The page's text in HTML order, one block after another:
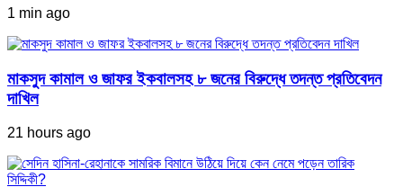
1 min ago
মাকসুদ কামাল ও জাফর ইকবালসহ ৮ জনের বিরুদ্ধে তদন্ত প্রতিবেদন
দাখিল
21 hours ago